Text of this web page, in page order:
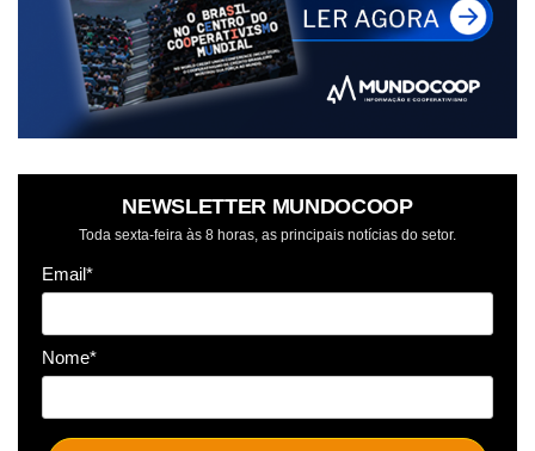
NEWSLETTER MUNDOCOOP
Toda sexta-feira às 8 horas, as principais notícias do setor.
Email*
Nome*